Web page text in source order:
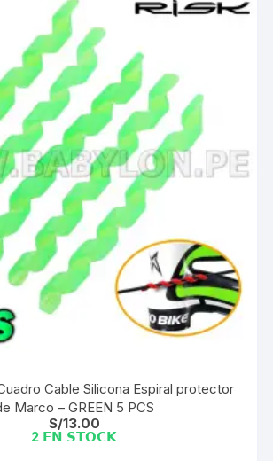
Cable Silicona Espiral protector
Marco – GREEN 5 PCS
S/13.00
2 𝗘𝗡 𝗦𝗧𝗢𝗖𝗞